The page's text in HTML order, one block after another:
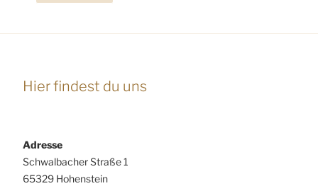
Hier findest du uns
Adresse
Schwalbacher Straße 1
65329 Hohenstein